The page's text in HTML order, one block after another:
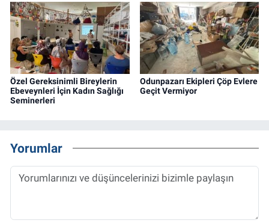
Özel Gereksinimli Bireylerin
Ebeveynleri İçin Kadın Sağlığı
Seminerleri
Odunpazarı Ekipleri Çöp Evlere
Geçit Vermiyor
Yorumlar